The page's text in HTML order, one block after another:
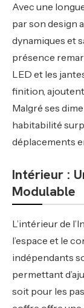
Avec une
par son design
dynamiques et
présence
LED et les
finition,
Malgré ses
habitabilité
déplacements
Intérieur :
Modulable
L’intérieur de
l’espace et le
indépendants
permettant
soit pour les